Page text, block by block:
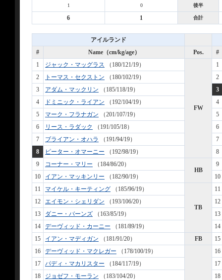
1 0 後半
6 1 合計
アイルランド
#
Name（cm/kg/age） Pos.
#
1
ジャック・マッグラス （180/121/19）
FW
1
2
トーマス・セクストン （180/102/19）
2
3
アダム・マックリン （185/118/19）
3
4
ドミニック・ライアン （192/104/19）
4
5
マーク・フラナガン （201/107/19）
5
6
リース・ラダック （191/105/18）
6
7
ブライアン・オハラ （191/94/19）
7
8
ピーター・オマーニー （192/98/19）
8
9
コーナー・マリー （184/86/20）
HB
9
10
イアン・マッキンリー （182/90/19）
10
11
マイケル・キーティング （185/96/19）
TB
11
12
エイモン・シェリダン （193/106/20）
12
13
ダニー・バーンズ （163/85/19）
13
14
デーヴィッド・カーニー （181/89/19）
14
15
イアン・マディガン （181/91/20） FB
15
16
デーヴィッド・マクレガー （178/100/19）
16
17
パディ・マカリスター （184/117/19）
17
18
ジョゼフ・モーラン （183/104/20）
18